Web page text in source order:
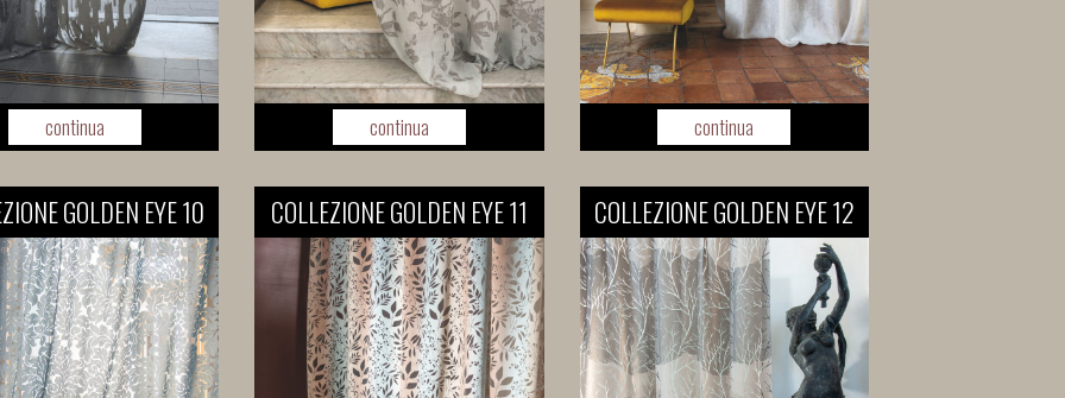
continua continua continua
GOLDEN EYE 10 COLLEZIONE GOLDEN EYE 11 COLLEZIONE GOLDEN EYE 12